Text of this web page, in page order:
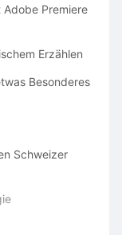
Premiere
Erzählen
Besonderes
Schweizer